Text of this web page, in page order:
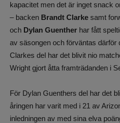
kapacitet men det är inget snack
– backen Brandt Clarke samt
och Dylan Guenther har fått
av säsongen och förväntas därför
Clarkes del har det blivit nio
Wright gjort åtta framträdanden i
För Dylan Guenthers del har det
åringen har varit med i 21 av
inledningen av med sina elva